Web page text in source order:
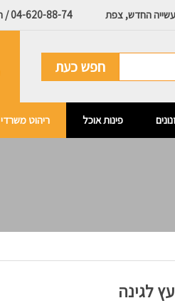
החדש, צפת 04-620-88-74 / חייג כעת: 050-401-0760
חפש כעת
פינות אוכל ריהוט משרדי
לגינה